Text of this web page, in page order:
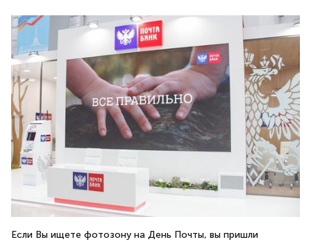
Если Вы ищете фотозону на День Почты, вы пришли